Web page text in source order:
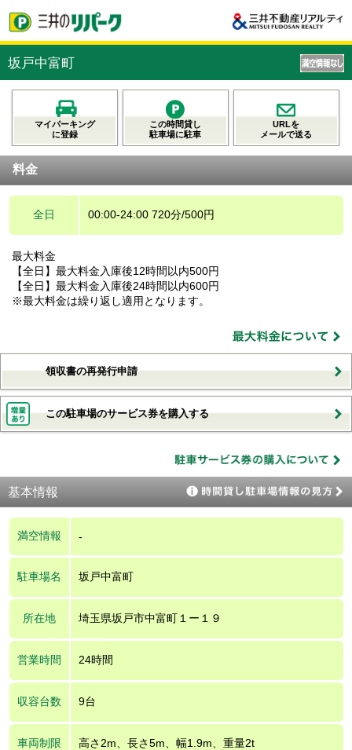
坂戸中富町
マイパーキング
に登録
この時間貸し
駐車場に駐車
URLを
メールで送る
料金
全日 00:00-24:00 720分/500円
最大料金
【全日】最大料金入庫後12時間以内500円
【全日】最大料金入庫後24時間以内600円
※最大料金は繰り返し適用となります。
領収書の再発行申請
この駐車場のサービス券を購入する
基本情報
満空情報 -
駐車場名 坂戸中富町
所在地 埼玉県坂戸市中富町１ー１９
営業時間 24時間
収容台数 9台
車両制限 高さ2m、長さ5m、幅1.9m、重量2t